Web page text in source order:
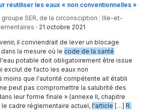
réutiliser les eaux « non conventionnelles »
SER, de la circonsciption : Ille-et-
· 21 octobre 2021
il conviendrait de lever un blocage
la mesure où le code de la santé
potable doit obligatoirement être issue
exclut de facto les eaux non
moins que l'autorité compétente ait établi
peut pas compromettre la salubrité des
leur forme finale » (annexe II, chapitre
le cadre réglementaire actuel, l'article […] R.